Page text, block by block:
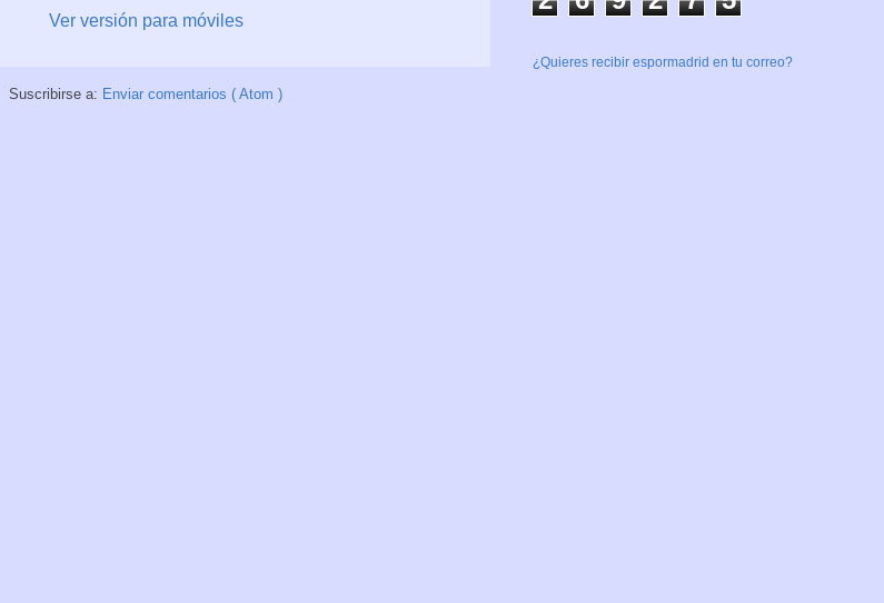
Ver versión para móviles
Suscribirse a: Enviar comentarios ( Atom )
¿Quieres recibir espormadrid en tu correo?